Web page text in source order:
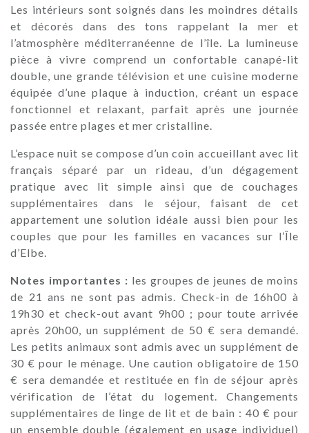
Les intérieurs sont soignés dans les moindres détails
et décorés dans des tons rappelant la mer et
l’atmosphère méditerranéenne de l’île. La lumineuse
pièce à vivre comprend un confortable canapé-lit
double, une grande télévision et une cuisine moderne
équipée d’une plaque à induction, créant un espace
fonctionnel et relaxant, parfait après une journée
passée entre plages et mer cristalline.
L’espace nuit se compose d’un coin accueillant avec lit
français séparé par un rideau, d’un dégagement
pratique avec lit simple ainsi que de couchages
supplémentaires dans le séjour, faisant de cet
appartement une solution idéale aussi bien pour les
couples que pour les familles en vacances sur l’Île
d’Elbe.
Notes importantes : les groupes de jeunes de moins
de 21 ans ne sont pas admis. Check-in de 16h00 à
19h30 et check-out avant 9h00 ; pour toute arrivée
après 20h00, un supplément de 50 € sera demandé.
Les petits animaux sont admis avec un supplément de
30 € pour le ménage. Une caution obligatoire de 150
€ sera demandée et restituée en fin de séjour après
vérification de l’état du logement. Changements
supplémentaires de linge de lit et de bain : 40 € pour
un ensemble double (également en usage individuel)